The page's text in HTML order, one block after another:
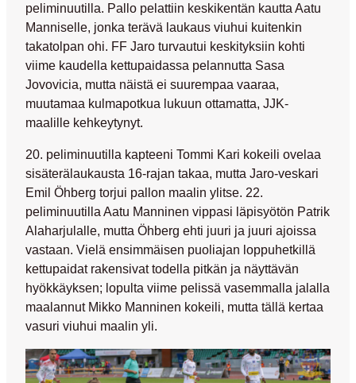
peliminuutilla. Pallo pelattiin keskikentän kautta Aatu
Manniselle, jonka terävä laukaus viuhui kuitenkin
takatolpan ohi. FF Jaro turvautui keskityksiin kohti
viime kaudella kettupaidassa pelannutta Sasa
Jovovicia, mutta näistä ei suurempaa vaaraa,
muutamaa kulmapotkua lukuun ottamatta, JJK-
maalille kehkeytynyt.
20. peliminuutilla kapteeni Tommi Kari kokeili ovelaa
sisäterälaukausta 16-rajan takaa, mutta Jaro-veskari
Emil Öhberg torjui pallon maalin ylitse. 22.
peliminuutilla Aatu Manninen vippasi läpisyötön Patrik
Alaharjulalle, mutta Öhberg ehti juuri ja juuri ajoissa
vastaan. Vielä ensimmäisen puoliajan loppuhetkillä
kettupaidat rakensivat todella pitkän ja näyttävän
hyökkäyksen; lopulta viime pelissä vasemmalla jalalla
maalannut Mikko Manninen kokeili, mutta tällä kertaa
vasuri viuhui maalin yli.